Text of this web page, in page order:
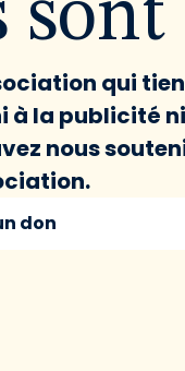
sont
qui
à la publicité
nous
don